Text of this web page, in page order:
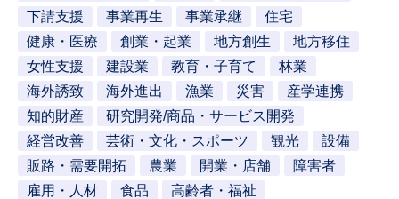
下請支援
事業再生 事業承継
住宅
健康・医療
創業・起業 地方創生
地方移住
女性支援
建設業 教育・子育て
林業
海外誘致
海外進出 漁業 災害
産学連携
知的財産
研究開発/商品・サービス開発
経営改善
芸術・文化・スポーツ 観光
設備
販路・需要開拓
農業 開業・店舗
障害者
雇用・人材
食品 高齢者・福祉